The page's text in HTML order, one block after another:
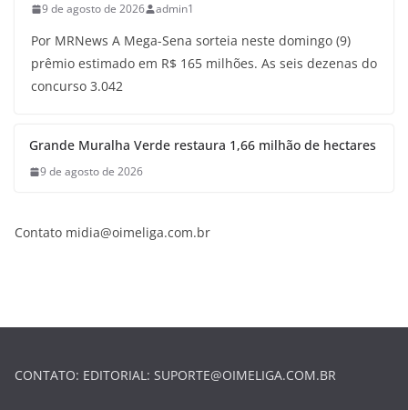
9 de agosto de 2026 admin1
Por MRNews A Mega-Sena sorteia neste domingo (9)
prêmio estimado em R$ 165 milhões. As seis dezenas do
concurso 3.042
Grande Muralha Verde restaura 1,66 milhão de hectares
9 de agosto de 2026
Contato midia@oimeliga.com.br
CONTATO: EDITORIAL: SUPORTE@OIMELIGA.COM.BR